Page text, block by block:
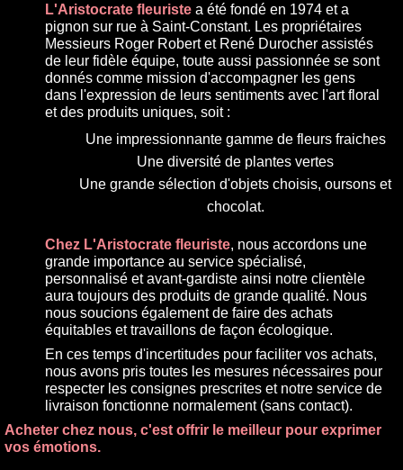
L'Aristocrate fleuriste a été fondé en 1974 et a
pignon sur rue à Saint-Constant. Les propriétaires
Messieurs Roger Robert et René Durocher assistés
de leur fidèle équipe, toute aussi passionnée se sont
donnés comme mission d'accompagner les gens
dans l'expression de leurs sentiments avec l'art floral
et des produits uniques, soit :
Une impressionnante gamme de fleurs fraiches
Une diversité de plantes vertes
Une grande sélection d'objets choisis, oursons et
chocolat.
Chez L'Aristocrate fleuriste, nous accordons une
grande importance au service spécialisé,
personnalisé et avant-gardiste ainsi notre clientèle
aura toujours des produits de grande qualité. Nous
nous soucions également de faire des achats
équitables et travaillons de façon écologique.
En ces temps d'incertitudes pour faciliter vos achats,
nous avons pris toutes les mesures nécessaires pour
respecter les consignes prescrites et notre service de
livraison fonctionne normalement (sans contact).
Acheter chez nous, c'est offrir le meilleur pour exprimer
vos émotions.